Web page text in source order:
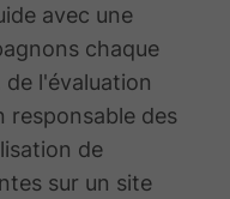
avec une
chaque
l'évaluation
responsable des
de
sur un site